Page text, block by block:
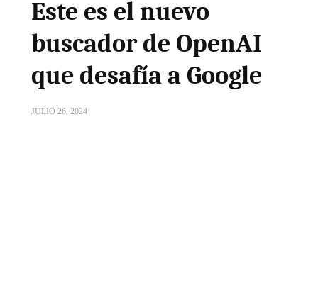
Este es el nuevo
buscador de OpenAI
que desafía a Google
JULIO 26, 2024